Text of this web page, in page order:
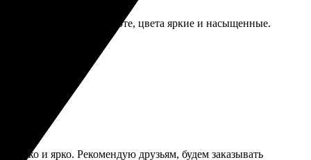
печати на высоте, цвета яркие и насыщенные.
и ярко. Рекомендую друзьям, будем заказывать